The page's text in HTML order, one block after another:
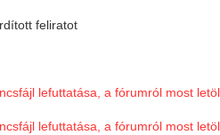
feliratot
lefuttatása, a fórumról most
lefuttatása, a fórumról most